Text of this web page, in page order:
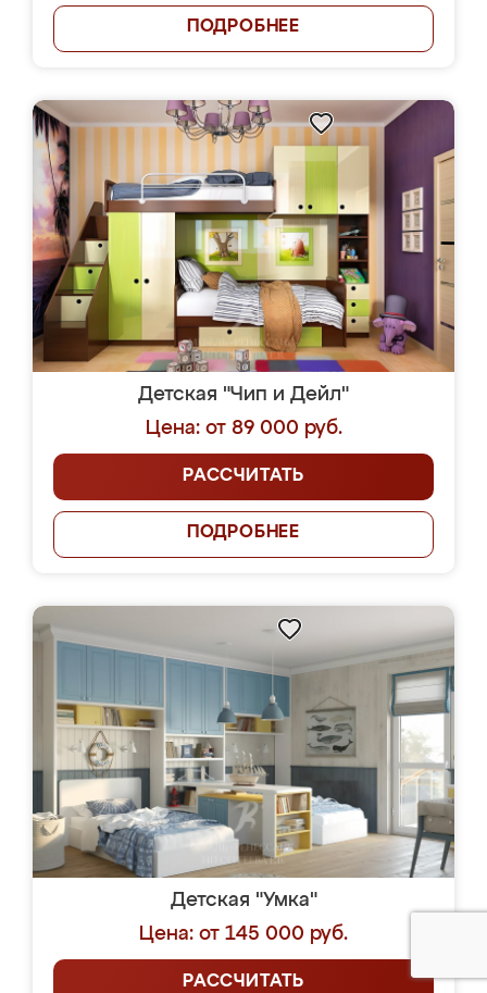
ПОДРОБНЕЕ
Детская "Чип и Дейл"
Цена: от 89 000 руб.
РАССЧИТАТЬ
ПОДРОБНЕЕ
Детская "Умка"
Цена: от 145 000 руб.
РАССЧИТАТЬ